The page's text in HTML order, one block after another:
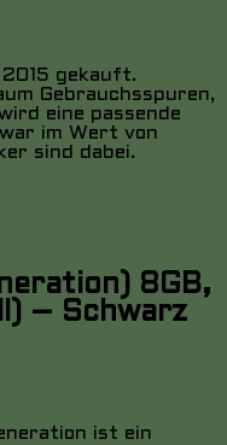
2015 gekauft.
Gebrauchsspuren,
eine passende
im Wert von
sind dabei.
8GB,
– Schwarz
ist ein